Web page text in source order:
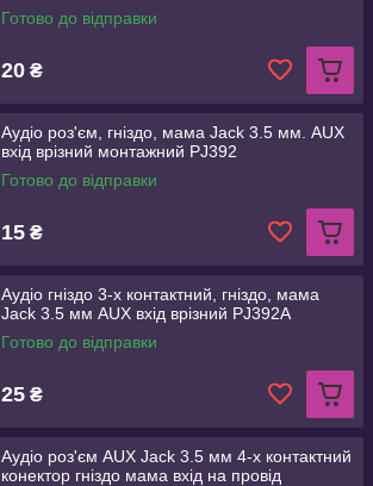
Готово до відправки
20 ₴
Аудіо роз'єм, гніздо, мама Jack 3.5 мм. AUX
вхід врізний монтажний PJ392
Готово до відправки
15 ₴
Аудіо гніздо 3-х контактний, гніздо, мама
Jack 3.5 мм AUX вхід врізний PJ392A
Готово до відправки
25 ₴
Аудіо роз'єм AUX Jack 3.5 мм 4-х контактний
конектор гніздо мама вхід на провід